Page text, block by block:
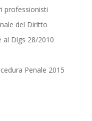
professionisti
del Diritto
al Dlgs 28/2010
Penale 2015